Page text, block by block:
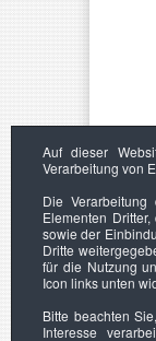
Auf dieser
Verarbeitung von
Die
Elementen
sowie der
Dritte
für die Nutzung
Icon links unten
Bitte beachten
Interesse